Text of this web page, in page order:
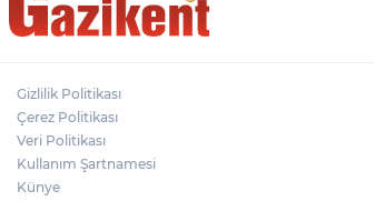
Gizlilik Politikası
Çerez Politikası
Veri Politikası
Kullanım Şartnamesi
Künye